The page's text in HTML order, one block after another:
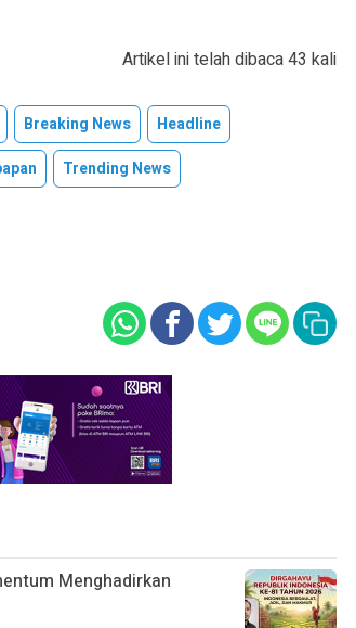
Artikel ini telah dibaca 43 kali
Breaking News
Headline
Trending News
Menghadirkan